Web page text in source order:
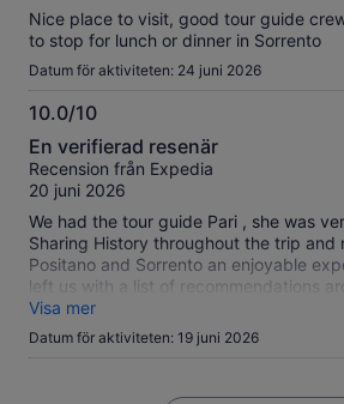
Nice place to visit, good tour guide
to stop for lunch or dinner in Sorrento
Datum för aktiviteten: 24 juni 2026
10.0/10
10.0
av
10
En verifierad resenär
Recension från Expedia
20 juni 2026
We had the tour guide Pari , she was
Sharing History throughout the trip and
Positano and Sorrento an enjoyable
left us with a list of recommendations
in Italy .Highly recommend this
Pari.
Visa mer
Datum för aktiviteten: 19 juni 2026